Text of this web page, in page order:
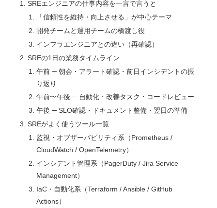
SREエンジニアの仕事内容を一言で言うと
「信頼性を維持・向上させる」が中心テーマ
開発チームと運用チームの橋渡し役
インフラエンジニアとの違い（再確認）
SREの1日の業務タイムライン
午前 ─ 朝会・アラート確認・前日インシデントの振
り返り
午前〜午後 ─ 自動化・改善タスク・コードレビュー
午後 ─ SLO確認・ドキュメント整備・翌日の準備
SREがよく使うツール一覧
監視・オブザーバビリティ系（Prometheus /
CloudWatch / OpenTelemetry）
インシデント管理系（PagerDuty / Jira Service
Management）
IaC・自動化系（Terraform / Ansible / GitHub
Actions）